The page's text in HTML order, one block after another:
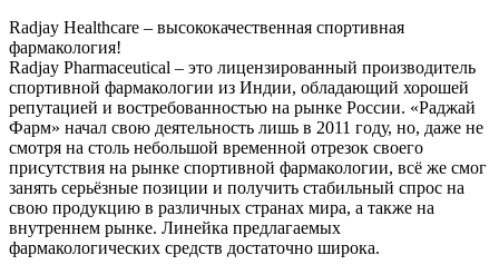
Radjay Healthcare – высококачественная спортивная
фармакология!
Radjay Pharmaceutical – это лицензированный производитель
спортивной фармакологии из Индии, обладающий хорошей
репутацией и востребованностью на рынке России. «Раджай
Фарм» начал свою деятельность лишь в 2011 году, но, даже не
смотря на столь небольшой временной отрезок своего
присутствия на рынке спортивной фармакологии, всё же смог
занять серьёзные позиции и получить стабильный спрос на
свою продукцию в различных странах мира, а также на
внутреннем рынке. Линейка предлагаемых
фармакологических средств достаточно широка.